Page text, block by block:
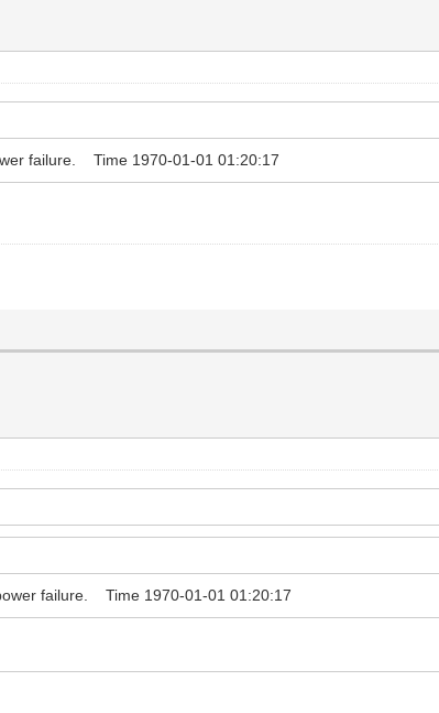
failure. Time 1970-01-01 01:20:17
failure. Time 1970-01-01 01:20:17